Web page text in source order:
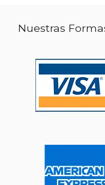
Nuestras